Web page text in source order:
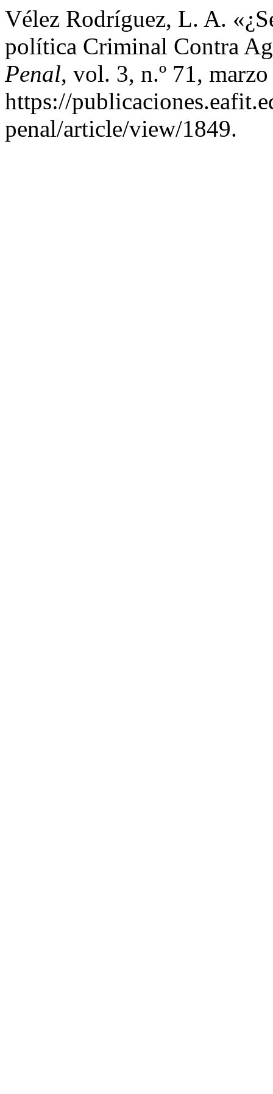
Vélez Rodríguez, L. A.
política Criminal Contra
Penal, vol. 3, n.º 71,
https://
penal/article/view/1849.